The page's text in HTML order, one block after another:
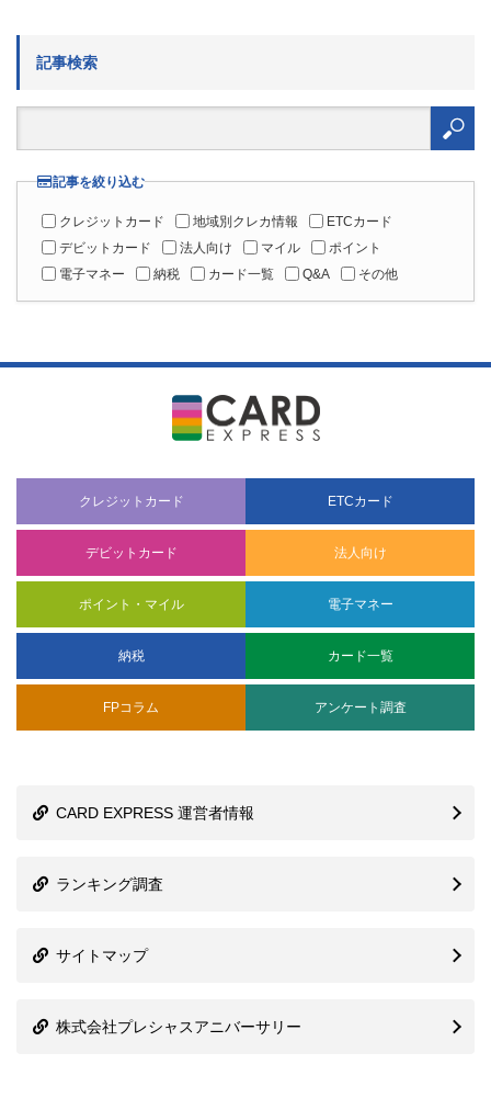
記事検索
検
記事を絞り込む
クレジットカード 地域別クレカ情報
ETCカード
デビットカード
法人向け マイル
ポイント
電子マネー
納税 カード一覧 Q&A その他
クレジットカード ETCカード
デビットカード 法人向け
ポイント・マイル 電子マネー
納税 カード一覧
FPコラム アンケート調査
CARD EXPRESS 運営者情報
ランキング調査
サイトマップ
株式会社プレシャスアニバーサリー